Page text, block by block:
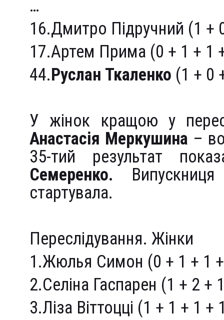
…
16.Дмитро Підручний (1 +
17.Артем Прима (0 + 1 + 1
44.Руслан Ткаленко (1 + 0
У жінок кращою у
Анастасія Меркушина –
35-тий результат
Семеренко.
стартувала.
Переслідування. Жінки
1.Жюлья Симон (0 + 1 + 1
2.Селіна Гаспарен (1 + 2 +
3.Ліза Віттоцці (1 + 1 + 1 +